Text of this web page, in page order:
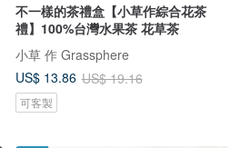
不一樣的茶禮盒【小草作綜合花茶
禮】100%台灣水果茶 花草茶
小草 作 Grassphere
US$ 13.86 US$ 19.16
可客製